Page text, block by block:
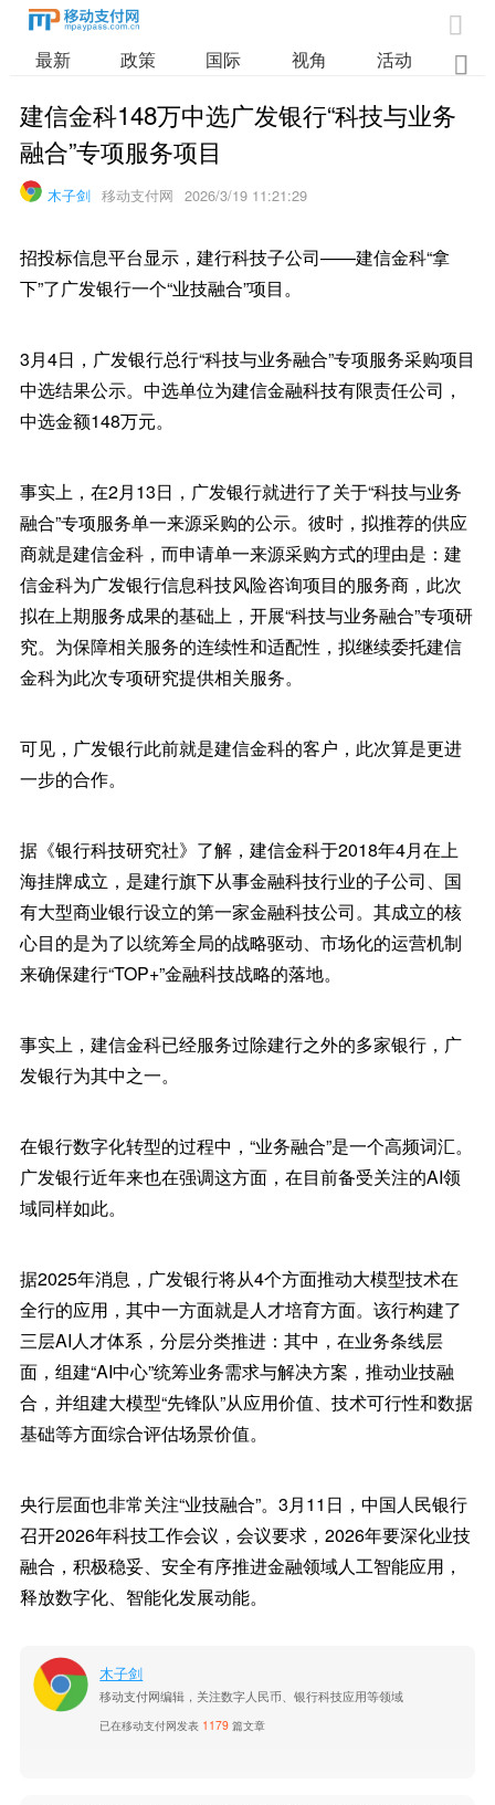

最新 政策 国际 视角 活动 业

建信金科148万中选广发银行“科技与业务
融合”专项服务项目
木子剑 移动支付网 2026/3/19 11:21:29
招投标信息平台显示，建行科技子公司——建信金科“拿
下”了广发银行一个“业技融合”项目。
3月4日，广发银行总行“科技与业务融合”专项服务采购项目
中选结果公示。中选单位为建信金融科技有限责任公司，
中选金额148万元。
事实上，在2月13日，广发银行就进行了关于“科技与业务
融合”专项服务单一来源采购的公示。彼时，拟推荐的供应
商就是建信金科，而申请单一来源采购方式的理由是：建
信金科为广发银行信息科技风险咨询项目的服务商，此次
拟在上期服务成果的基础上，开展“科技与业务融合”专项研
究。为保障相关服务的连续性和适配性，拟继续委托建信
金科为此次专项研究提供相关服务。
可见，广发银行此前就是建信金科的客户，此次算是更进
一步的合作。
据《银行科技研究社》了解，建信金科于2018年4月在上
海挂牌成立，是建行旗下从事金融科技行业的子公司、国
有大型商业银行设立的第一家金融科技公司。其成立的核
心目的是为了以统筹全局的战略驱动、市场化的运营机制
来确保建行“TOP+”金融科技战略的落地。
事实上，建信金科已经服务过除建行之外的多家银行，广
发银行为其中之一。
在银行数字化转型的过程中，“业务融合”是一个高频词汇。
广发银行近年来也在强调这方面，在目前备受关注的AI领
域同样如此。
据2025年消息，广发银行将从4个方面推动大模型技术在
全行的应用，其中一方面就是人才培育方面。该行构建了
三层AI人才体系，分层分类推进：其中，在业务条线层
面，组建“AI中心”统筹业务需求与解决方案，推动业技融
合，并组建大模型“先锋队”从应用价值、技术可行性和数据
基础等方面综合评估场景价值。
央行层面也非常关注“业技融合”。3月11日，中国人民银行
召开2026年科技工作会议，会议要求，2026年要深化业技
融合，积极稳妥、安全有序推进金融领域人工智能应用，
释放数字化、智能化发展动能。
木子剑
移动支付网编辑，关注数字人民币、银行科技应用等领域
已在移动支付网发表 1179 篇文章